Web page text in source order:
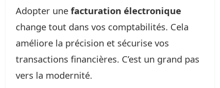
Adopter une facturation électronique
change tout dans vos comptabilités. Cela
améliore la précision et sécurise vos
transactions financières. C’est un grand pas
vers la modernité.